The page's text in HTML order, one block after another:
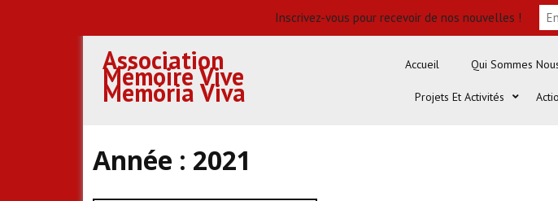
Association
Mémoire Vive
Memória Viva
Accueil Qui Sommes
Projets Et Activités
Année : 2021
Inscrivez-vous pour recevoir de nos nouvelles !